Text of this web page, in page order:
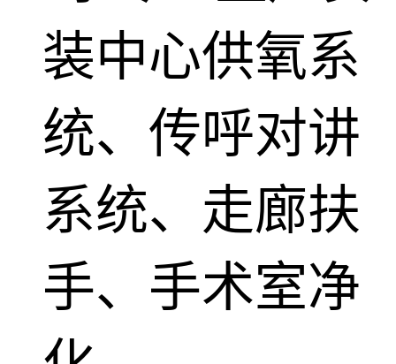
装中心供氧系
统、传呼对讲
系统、走廊扶
手、手术室净